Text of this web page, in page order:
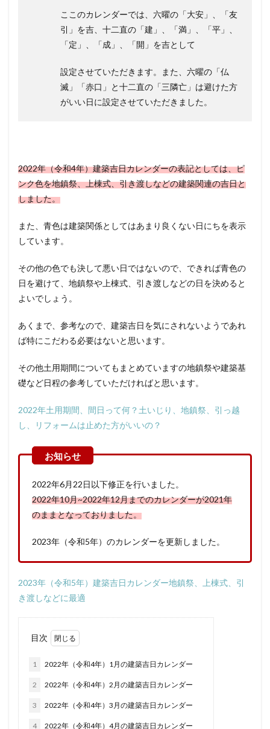
ここのカレンダーでは、六曜の「大安」、「友
引」を吉、十二直の「建」、「満」、「平」、
「定」、「成」、「開」を吉として
設定させていただきます。また、六曜の「仏
滅」「赤口」と十二直の「三隣亡」は避けた方
がいい日に設定させていただきました。
2022年（令和4年）建築吉日カレンダーの表記としては、ピ
ンク色を地鎮祭、上棟式、引き渡しなどの建築関連の吉日と
しました。
また、青色は建築関係としてはあまり良くない日にちを表示
しています。
その他の色でも決して悪い日ではないので、できれば青色の
日を避けて、地鎮祭や上棟式、引き渡しなどの日を決めると
よいでしょう。
あくまで、参考なので、建築吉日を気にされないようであれ
ば特にこだわる必要はないと思います。
その他土用期間についてもまとめていますの地鎮祭や建築基
礎など日程の参考していただければと思います。
2022年土用期間、間日って何？土いじり、地鎮祭、引っ越
し、リフォームは止めた方がいいの？
2022年6月22日以下修正を行いました。
2022年10月~2022年12月までのカレンダーが2021年
のままとなっておりました。
2023年（令和5年）のカレンダーを更新しました。
2023年（令和5年）建築吉日カレンダー地鎮祭、上棟式、引
き渡しなどに最適
目次
1 2022年（令和4年）1月の建築吉日カレンダー
2 2022年（令和4年）2月の建築吉日カレンダー
3 2022年（令和4年）3月の建築吉日カレンダー
4 2022年（令和4年）4月の建築吉日カレンダー